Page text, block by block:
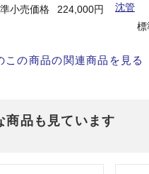
小売価格
224,000円
沈管
標
この商品の関連商品を見る
商品も見ています